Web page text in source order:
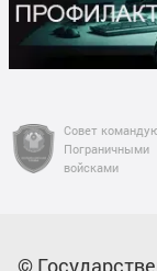
Совет
Пограничными
войсками
©